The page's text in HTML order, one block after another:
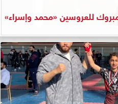
للعروسين «محمد وإسراء»